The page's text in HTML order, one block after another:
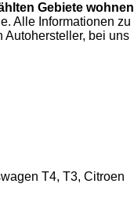
Gebiete wohnen
Alle Informationen zu
bei uns
T4, T3, Citroen